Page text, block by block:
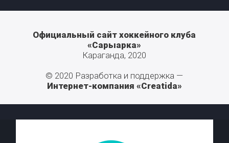
Официальный сайт хоккейного клуба
«Сарыарка»
Караганда, 2020
© 2020 Разработка и поддержка —
Интернет-компания «Creatida»